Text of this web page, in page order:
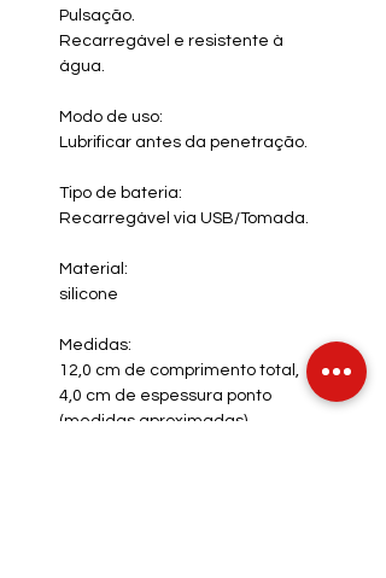
Pulsação.
Recarregável e resistente à
água.
Modo de uso:
Lubrificar antes da penetração.
Tipo de bateria:
Recarregável via USB/Tomada.
Material:
silicone
Medidas:
12,0 cm de comprimento total,
4,0 cm de espessura ponto
(medidas aproximadas).